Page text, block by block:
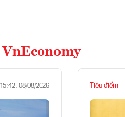
VnEconomy
15:42, 08/08/2026 Tiêu điểm